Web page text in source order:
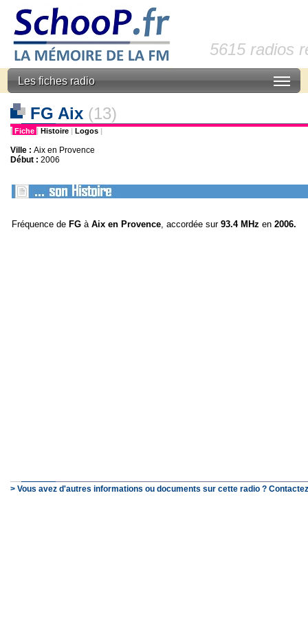
5615 radios
Les fiches radio
FG Aix (13)
| Fiche | Histoire | Logos |
Ville : Aix en Provence
Début : 2006
Fréquence de FG àAix en Provence, accordée sur 93.4 MHz en 2006.
> Vous avez d'autres informations ou documents sur cette radio ?